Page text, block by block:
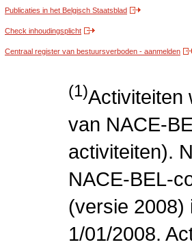
Publicaties in het Belgisch Staatsblad
Check inhoudingsplicht
Centraal register van bestuursverboden - aanmelden
(1)Activiteiten
van NACE-
activiteiten).
NACE-BEL-
(versie 2008)
1/01/2008.